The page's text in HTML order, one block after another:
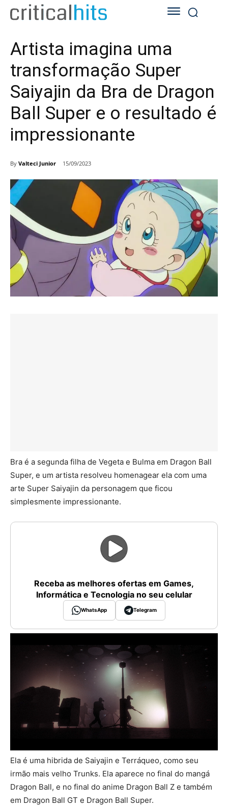
Artista imagina uma
transformação Super
Saiyajin da Bra de Dragon
Ball Super e o resultado é
impressionante
By Valteci Junior 15/09/2023
Bra é a segunda filha de Vegeta e Bulma em Dragon Ball
Super, e um artista resolveu homenagear ela com uma
arte Super Saiyajin da personagem que ficou
simplesmente impressionante.
Receba as melhores ofertas em Games,
Informática e Tecnologia no seu celular
WhatsApp Telegram
Ela é uma hibrida de Saiyajin e Terráqueo, como seu
irmão mais velho Trunks. Ela aparece no final do mangá
Dragon Ball, e no final do anime Dragon Ball Z e também
em Dragon Ball GT e Dragon Ball Super.